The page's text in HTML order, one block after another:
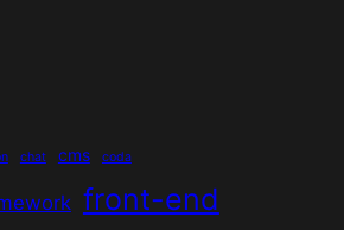
chat cms coda
front-end